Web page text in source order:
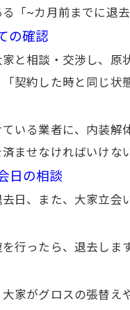
「~カ月前までに退
の確認
と相談・交渉し、原
契約した時と同じ状
いる業者に、内装解
ませなければいけな
日の相談
日、また、大家立会
行ったら、退去します
家がグロスの張替え